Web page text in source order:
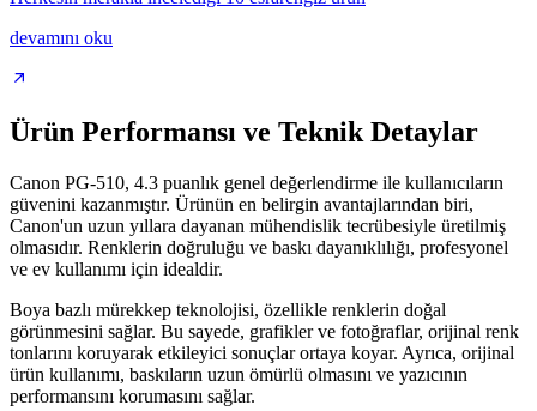
devamını oku
Ürün Performansı ve Teknik Detaylar
Canon PG-510, 4.3 puanlık genel değerlendirme ile kullanıcıların
güvenini kazanmıştır. Ürünün en belirgin avantajlarından biri,
Canon'un uzun yıllara dayanan mühendislik tecrübesiyle üretilmiş
olmasıdır. Renklerin doğruluğu ve baskı dayanıklılığı, profesyonel
ve ev kullanımı için idealdir.
Boya bazlı mürekkep teknolojisi, özellikle renklerin doğal
görünmesini sağlar. Bu sayede, grafikler ve fotoğraflar, orijinal renk
tonlarını koruyarak etkileyici sonuçlar ortaya koyar. Ayrıca, orijinal
ürün kullanımı, baskıların uzun ömürlü olmasını ve yazıcının
performansını korumasını sağlar.